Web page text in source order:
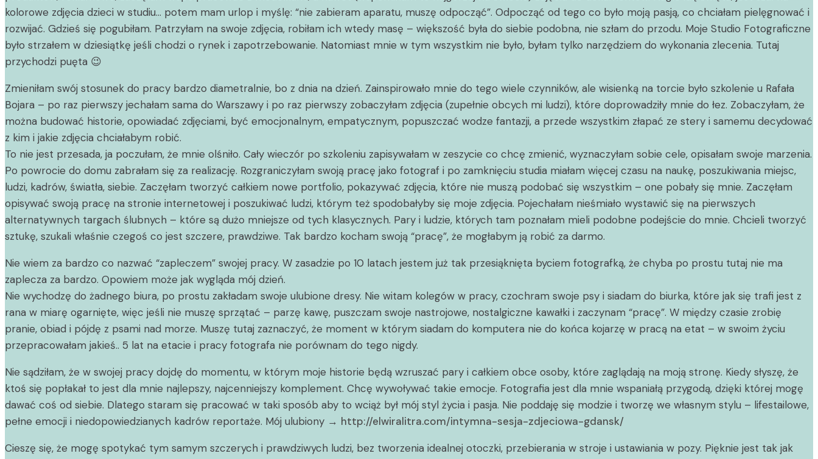
kolorowe zdjęcia dzieci w studiu… potem mam urlop i myślę: “nie zabieram aparatu, muszę odpocząć”. Odpocząć od tego co było moją pasją, co chciałam pielęgnować i
rozwijać. Gdzieś się pogubiłam. Patrzyłam na swoje zdjęcia, robiłam ich wtedy masę – większość była do siebie podobna, nie szłam do przodu. Moje Studio Fotograficzne
było strzałem w dziesiątkę jeśli chodzi o rynek i zapotrzebowanie. Natomiast mnie w tym wszystkim nie było, byłam tylko narzędziem do wykonania zlecenia. Tutaj
przychodzi puęta 😉
Zmieniłam swój stosunek do pracy bardzo diametralnie, bo z dnia na dzień. Zainspirowało mnie do tego wiele czynników, ale wisienką na torcie było szkolenie u Rafała
Bojara – po raz pierwszy jechałam sama do Warszawy i po raz pierwszy zobaczyłam zdjęcia (zupełnie obcych mi ludzi), które doprowadziły mnie do łez. Zobaczyłam, że
można budować historie, opowiadać zdjęciami, być emocjonalnym, empatycznym, popuszczać wodze fantazji, a przede wszystkim złapać ze stery i samemu decydować
z kim i jakie zdjęcia chciałabym robić.
To nie jest przesada, ja poczułam, że mnie olśniło. Cały wieczór po szkoleniu zapisywałam w zeszycie co chcę zmienić, wyznaczyłam sobie cele, opisałam swoje marzenia.
Po powrocie do domu zabrałam się za realizację. Rozgraniczyłam swoją pracę jako fotograf i po zamknięciu studia miałam więcej czasu na naukę, poszukiwania miejsc,
ludzi, kadrów, światła, siebie. Zaczęłam tworzyć całkiem nowe portfolio, pokazywać zdjęcia, które nie muszą podobać się wszystkim – one pobały się mnie. Zaczęłam
opisywać swoją pracę na stronie internetowej i poszukiwać ludzi, którym też spodobałyby się moje zdjęcia. Pojechałam nieśmiało wystawić się na pierwszych
alternatywnych targach ślubnych – które są dużo mniejsze od tych klasycznych. Pary i ludzie, których tam poznałam mieli podobne podejście do mnie. Chcieli tworzyć
sztukę, szukali właśnie czegoś co jest szczere, prawdziwe. Tak bardzo kocham swoją “pracę”, że mogłabym ją robić za darmo.
Nie wiem za bardzo co nazwać “zapleczem” swojej pracy. W zasadzie po 10 latach jestem już tak przesiąknięta byciem fotografką, że chyba po prostu tutaj nie ma
zaplecza za bardzo. Opowiem może jak wygląda mój dzień.
Nie wychodzę do żadnego biura, po prostu zakładam swoje ulubione dresy. Nie witam kolegów w pracy, czochram swoje psy i siadam do biurka, które jak się trafi jest z
rana w miarę ogarnięte, więc jeśli nie muszę sprzątać – parzę kawę, puszczam swoje nastrojowe, nostalgiczne kawałki i zaczynam “pracę”. W między czasie zrobię
pranie, obiad i pójdę z psami nad morze. Muszę tutaj zaznaczyć, że moment w którym siadam do komputera nie do końca kojarzę w pracą na etat – w swoim życiu
przepracowałam jakieś.. 5 lat na etacie i pracy fotografa nie porównam do tego nigdy.
Nie sądziłam, że w swojej pracy dojdę do momentu, w którym moje historie będą wzruszać pary i całkiem obce osoby, które zaglądają na moją stronę. Kiedy słyszę, że
ktoś się popłakał to jest dla mnie najlepszy, najcenniejszy komplement. Chcę wywoływać takie emocje. Fotografia jest dla mnie wspaniałą przygodą, dzięki której mogę
dawać coś od siebie. Dlatego staram się pracować w taki sposób aby to wciąż był mój styl życia i pasja. Nie poddaję się modzie i tworzę we własnym stylu – lifestailowe,
pełne emocji i niedopowiedzianych kadrów reportaże. Mój ulubiony → http://elwiralitra.com/intymna-sesja-zdjeciowa-gdansk/
Cieszę się, że mogę spotykać tym samym szczerych i prawdziwych ludzi, bez tworzenia idealnej otoczki, przebierania w stroje i ustawiania w pozy. Pięknie jest tak jak